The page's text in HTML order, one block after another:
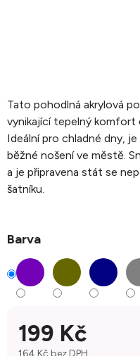
Tato pohodlná akrylová
vynikající tepelný komfort
Ideální pro chladné dny,
běžné nošení ve městě.
a je připravena stát se
šatníku.
Barva
199 Kč
164 Kč bez DPH